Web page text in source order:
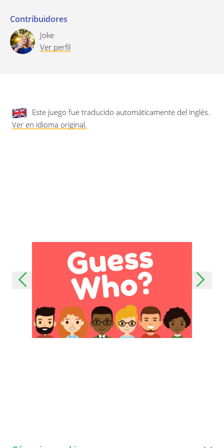
Contribuidores
Joke
Ver perfil
Este juego fue traducido automáticamente del inglés.
Ver en idioma original.
Última actualización: 17/01/2020
Guardar preferencias